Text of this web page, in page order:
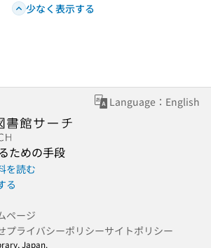
少なく表示する
Language：English
ための手段
を読む
る
ページ
プライバシーポリシーサイトポリシー
Japan.